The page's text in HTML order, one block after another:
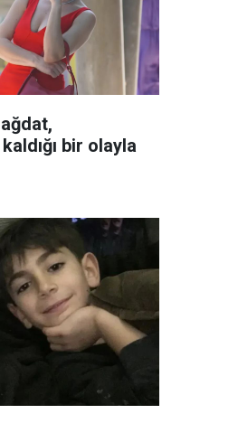
bir olayla